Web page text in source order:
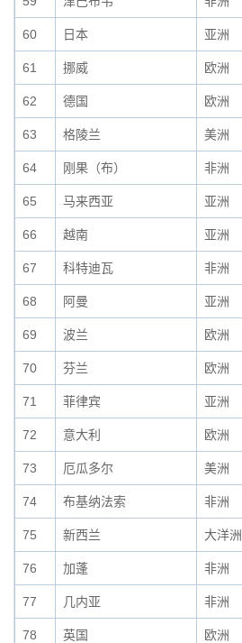
60 日本 亚洲
61 挪威 欧洲
62 德国 欧洲
63 格陵兰 美洲
64 刚果（布） 非洲
65 马来西亚 亚洲
66 越南 亚洲
67 科特迪瓦 非洲
68 阿曼 亚洲
69 波兰 欧洲
70 芬兰 欧洲
71 菲律宾 亚洲
72 意大利 欧洲
73 厄瓜多尔 美洲
74 布基纳法索 非洲
75 新西兰 大洋洲
76 加蓬 非洲
77 几内亚 非洲
78 英国 欧洲